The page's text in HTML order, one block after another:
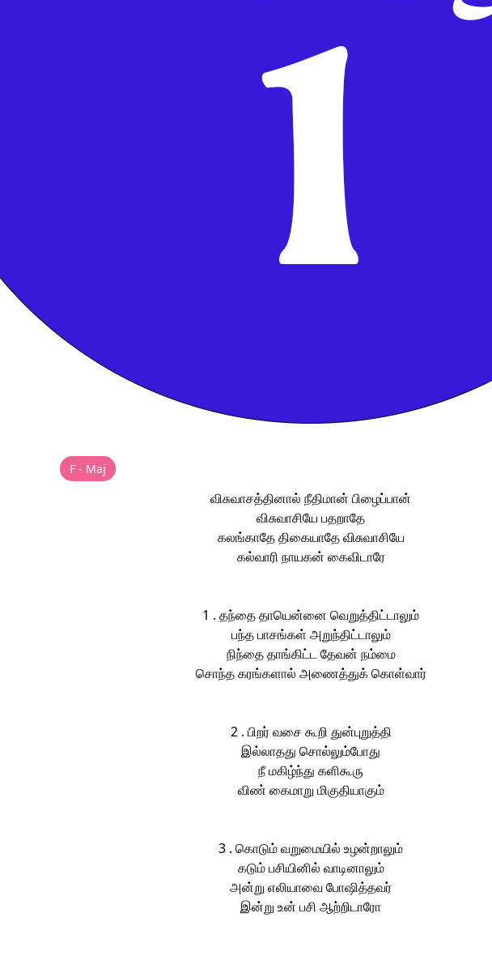
F - Maj
விசுவாசத்தினால் நீதிமான் பிழைப்பான்
விசுவாசியே பதறாதே
கலங்காதே திகையாதே விசுவாசியே
கல்வாரி நாயகன் கைவிடாரே
1 . தந்தை தாயென்னை வெறுத்திட்டாலும்
பந்த பாசங்கள் அறுந்திட்டாலும்
நிந்தை தாங்கிட்ட தேவன் நம்மை
சொந்த கரங்களால் அணைத்துக் கொள்வார்
2 . பிறர் வசை கூறி துன்புறுத்தி
இல்லாதது சொல்லும்போது
நீ மகிழ்ந்து களிகூரு
விண் கைமாறு மிகுதியாகும்
3 . கொடும் வறுமையில் உழன்றாலும்
கடும் பசியினில் வாடினாலும்
அன்று எலியாவை போஷித்தவர்
இன்று உன் பசி ஆற்றிடாரோ